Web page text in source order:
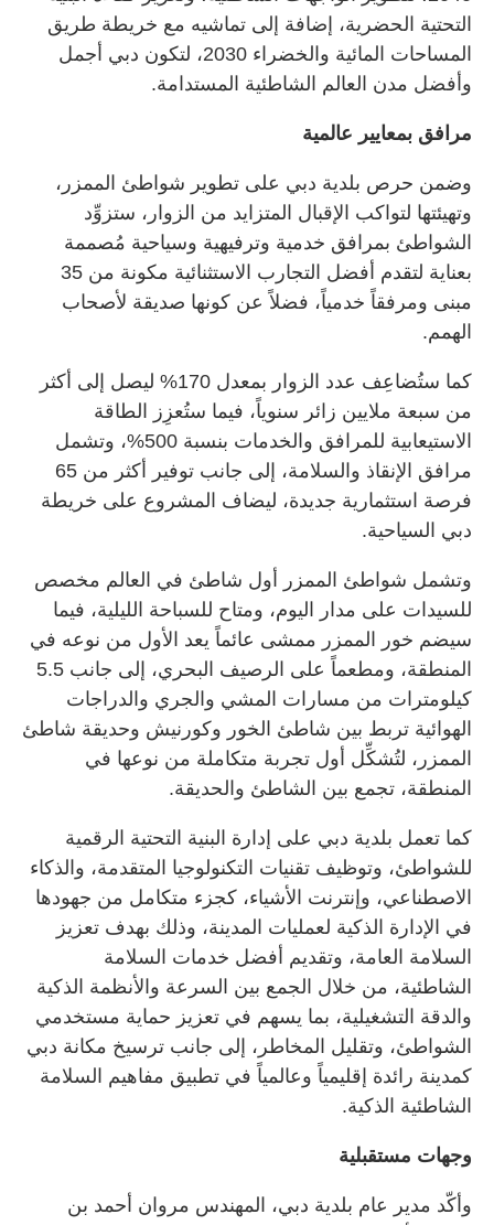
التحتية الحضرية، إضافة إلى تماشيه مع خريطة طريق
المساحات المائية والخضراء 2030، لتكون دبي أجمل
وأفضل مدن العالم الشاطئية المستدامة.
مرافق بمعايير عالمية
وضمن حرص بلدية دبي على تطوير شواطئ الممزر،
وتهيئتها لتواكب الإقبال المتزايد من الزوار، ستزوِّد
الشواطئ بمرافق خدمية وترفيهية وسياحية مُصممة
بعناية لتقدم أفضل التجارب الاستثنائية مكونة من 35
مبنى ومرفقاً خدمياً، فضلاً عن كونها صديقة لأصحاب
الهمم.
كما ستُضاعِف عدد الزوار بمعدل 170% ليصل إلى أكثر
من سبعة ملايين زائر سنوياً، فيما ستُعزِز الطاقة
الاستيعابية للمرافق والخدمات بنسبة 500%، وتشمل
مرافق الإنقاذ والسلامة، إلى جانب توفير أكثر من 65
فرصة استثمارية جديدة، ليضاف المشروع على خريطة
دبي السياحية.
وتشمل شواطئ الممزر أول شاطئ في العالم مخصص
للسيدات على مدار اليوم، ومتاح للسباحة الليلية، فيما
سيضم خور الممزر ممشى عائماً يعد الأول من نوعه في
المنطقة، ومطعماً على الرصيف البحري، إلى جانب 5.5
كيلومترات من مسارات المشي والجري والدراجات
الهوائية تربط بين شاطئ الخور وكورنيش وحديقة شاطئ
الممزر، لتُشكِّل أول تجربة متكاملة من نوعها في
المنطقة، تجمع بين الشاطئ والحديقة.
كما تعمل بلدية دبي على إدارة البنية التحتية الرقمية
للشواطئ، وتوظيف تقنيات التكنولوجيا المتقدمة، والذكاء
الاصطناعي، وإنترنت الأشياء، كجزء متكامل من جهودها
في الإدارة الذكية لعمليات المدينة، وذلك بهدف تعزيز
السلامة العامة، وتقديم أفضل خدمات السلامة
الشاطئية، من خلال الجمع بين السرعة والأنظمة الذكية
والدقة التشغيلية، بما يسهم في تعزيز حماية مستخدمي
الشواطئ، وتقليل المخاطر، إلى جانب ترسيخ مكانة دبي
كمدينة رائدة إقليمياً وعالمياً في تطبيق مفاهيم السلامة
الشاطئية الذكية.
وجهات مستقبلية
وأكّد مدير عام بلدية دبي، المهندس مروان أحمد بن